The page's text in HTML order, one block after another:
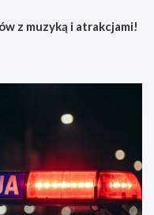
z muzyką i atrakcjami!